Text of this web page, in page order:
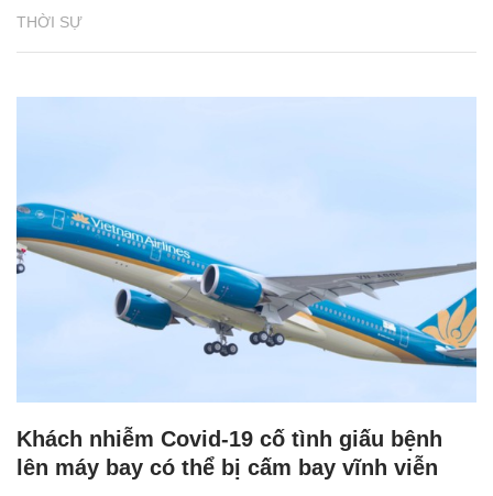
THỜI SỰ
Khách nhiễm Covid-19 cố tình giấu bệnh
lên máy bay có thể bị cấm bay vĩnh viễn